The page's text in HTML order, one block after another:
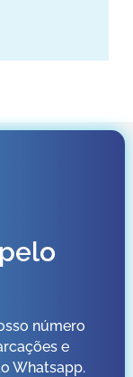
número
e
Whatsapp.